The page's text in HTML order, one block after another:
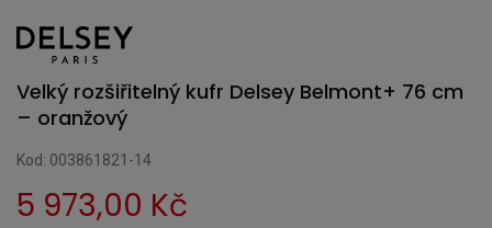
Velký rozšiřitelný kufr Delsey Belmont+ 76 cm
– oranžový
Kod: 003861821-14
5 973,00 Kč